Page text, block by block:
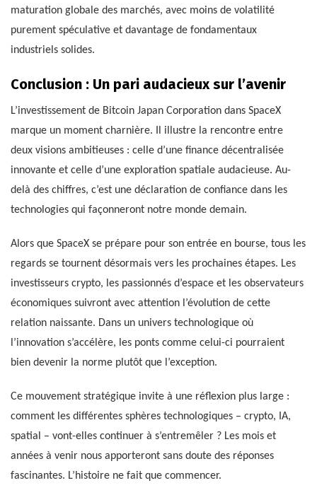
maturation globale des marchés, avec moins de volatilité
purement spéculative et davantage de fondamentaux
industriels solides.
Conclusion : Un pari audacieux sur l’avenir
L’investissement de Bitcoin Japan Corporation dans SpaceX
marque un moment charnière. Il illustre la rencontre entre
deux visions ambitieuses : celle d’une finance décentralisée
innovante et celle d’une exploration spatiale audacieuse. Au-
delà des chiffres, c’est une déclaration de confiance dans les
technologies qui façonneront notre monde demain.
Alors que SpaceX se prépare pour son entrée en bourse, tous les
regards se tournent désormais vers les prochaines étapes. Les
investisseurs crypto, les passionnés d’espace et les observateurs
économiques suivront avec attention l’évolution de cette
relation naissante. Dans un univers technologique où
l’innovation s’accélère, les ponts comme celui-ci pourraient
bien devenir la norme plutôt que l’exception.
Ce mouvement stratégique invite à une réflexion plus large :
comment les différentes sphères technologiques – crypto, IA,
spatial – vont-elles continuer à s’entremêler ? Les mois et
années à venir nous apporteront sans doute des réponses
fascinantes. L’histoire ne fait que commencer.